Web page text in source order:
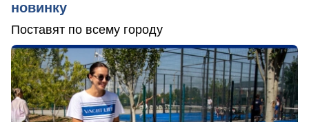
новинку
Поставят по всему городу